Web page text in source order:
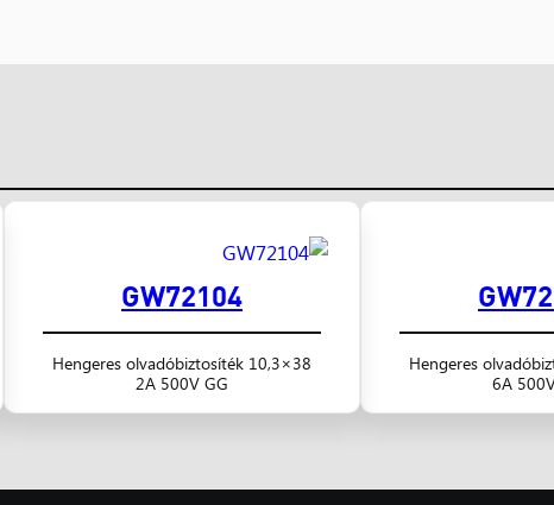
Hengeres
6A
GW72104
Hengeres olvadóbiztosíték 10,3×38
2A 500V GG